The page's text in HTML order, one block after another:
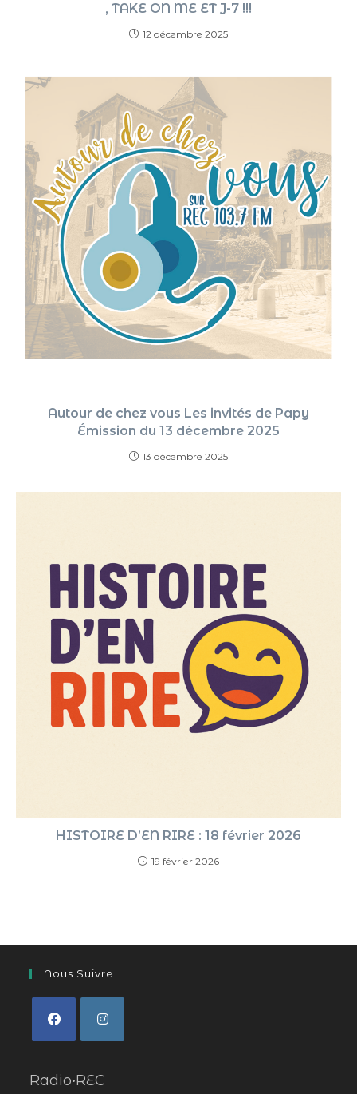
, TAKE ON ME ET J-7 !!!
12 décembre 2025
Autour de chez vous Les invités de Papy
Émission du 13 décembre 2025
13 décembre 2025
HISTOIRE D’EN RIRE : 18 février 2026
19 février 2026
Nous Suivre
Radio•REC